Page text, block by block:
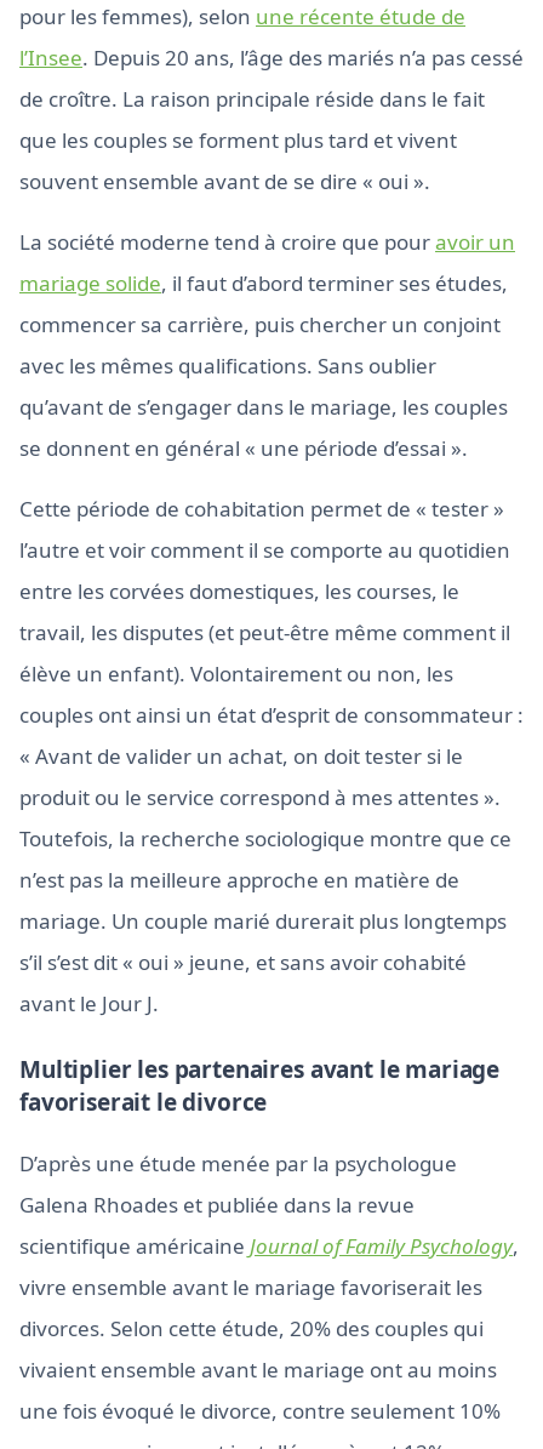
pour les femmes), selon une récente étude de
l’Insee. Depuis 20 ans, l’âge des mariés n’a pas cessé
de croître. La raison principale réside dans le fait
que les couples se forment plus tard et vivent
souvent ensemble avant de se dire « oui ».
La société moderne tend à croire que pouravoir un
mariage solide, il faut d’abord terminer ses études,
commencer sa carrière, puis chercher un conjoint
avec les mêmes qualifications. Sans oublier
qu’avant de s’engager dans le mariage, les couples
se donnent en général « une période d’essai ».
Cette période de cohabitation permet de « tester »
l’autre et voir comment il se comporte au quotidien
entre les corvées domestiques, les courses, le
travail, les disputes (et peut-être même comment il
élève un enfant). Volontairement ou non, les
couples ont ainsi un état d’esprit de consommateur :
« Avant de valider un achat, on doit tester si le
produit ou le service correspond à mes attentes ».
Toutefois, la recherche sociologique montre que ce
n’est pas la meilleure approche en matière de
mariage. Un couple marié durerait plus longtemps
s’il s’est dit « oui » jeune, et sans avoir cohabité
avant le Jour J.
Multiplier les partenaires avant le mariage
favoriserait le divorce
D’après une étude menée par la psychologue
Galena Rhoades et publiée dans la revue
scientifique américaine Journal of Family Psychology,
vivre ensemble avant le mariage favoriserait les
divorces. Selon cette étude, 20% des couples qui
vivaient ensemble avant le mariage ont au moins
une fois évoqué le divorce, contre seulement 10%